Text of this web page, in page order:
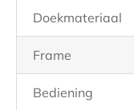
Doekmateriaal
Frame
Bediening